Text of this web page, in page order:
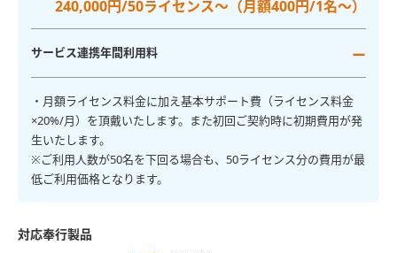
240,000円/50ライセンス〜（月額400円/1名〜）
サービス連携年間利用料 ー
・月額ライセンス料金に加え基本サポート費（ライセンス料金
×20%/月）を頂戴いたします。また初回ご契約時に初期費用が発
生いたします。
※ご利用人数が50名を下回る場合も、50ライセンス分の費用が最
低ご利用価格となります。
対応奉行製品